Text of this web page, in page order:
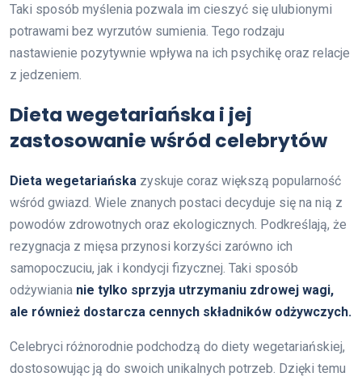
Taki sposób myślenia pozwala im cieszyć się ulubionymi
potrawami bez wyrzutów sumienia. Tego rodzaju
nastawienie pozytywnie wpływa na ich psychikę oraz relacje
z jedzeniem.
Dieta wegetariańska i jej
zastosowanie wśród celebrytów
Dieta wegetariańska zyskuje coraz większą popularność
wśród gwiazd. Wiele znanych postaci decyduje się na nią z
powodów zdrowotnych oraz ekologicznych. Podkreślają, że
rezygnacja z mięsa przynosi korzyści zarówno ich
samopoczuciu, jak i kondycji fizycznej. Taki sposób
odżywiania nie tylko sprzyja utrzymaniu zdrowej wagi,
ale również dostarcza cennych składników odżywczych.
Celebryci różnorodnie podchodzą do diety wegetariańskiej,
dostosowując ją do swoich unikalnych potrzeb. Dzięki temu